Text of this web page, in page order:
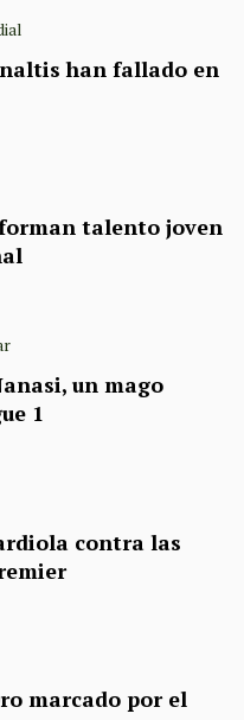
han fallado en
talento joven
un mago
1
contra las
marcado por el